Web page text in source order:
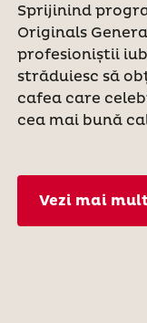
Sprijinind
Originals
profesioniștii
străduiesc să
cafea care
cea mai bună
Vezi mai